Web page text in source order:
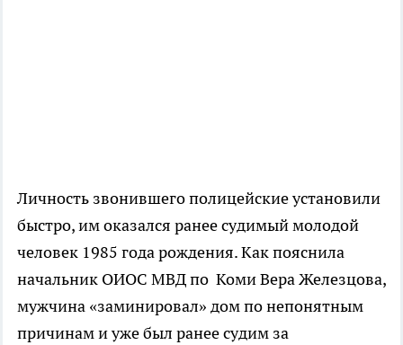
Личность звонившего полицейские установили
быстро, им оказался ранее судимый молодой
человек 1985 года рождения. Как пояснила
начальник ОИОС МВД по Коми Вера Железцова,
мужчина «заминировал» дом по непонятным
причинам и уже был ранее судим за